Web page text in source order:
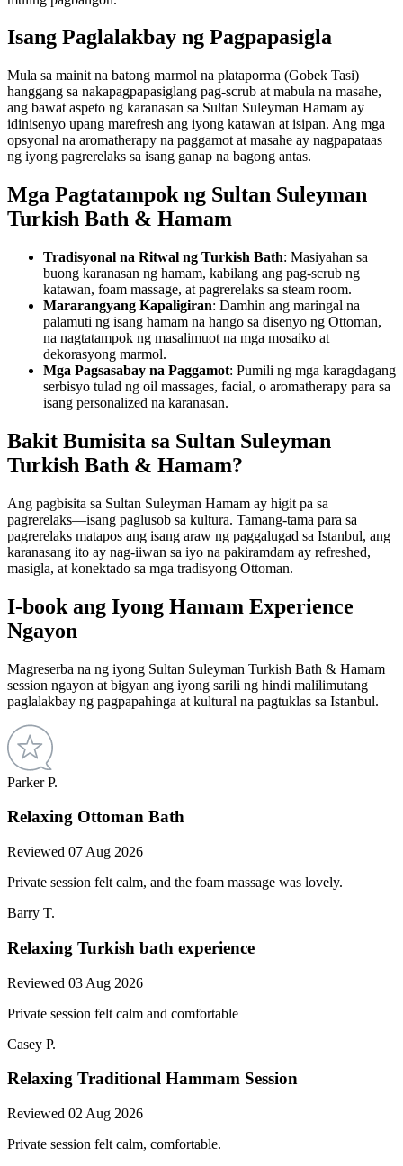
Isang Paglalakbay ng Pagpapasigla
Mula sa mainit na batong marmol na plataporma (Gobek Tasi)
hanggang sa nakapagpapasiglang pag-scrub at mabula na masahe,
ang bawat aspeto ng karanasan sa Sultan Suleyman Hamam ay
idinisenyo upang marefresh ang iyong katawan at isipan. Ang mga
opsyonal na aromatherapy na paggamot at masahe ay nagpapataas
ng iyong pagrerelaks sa isang ganap na bagong antas.
Mga Pagtatampok ng Sultan Suleyman
Turkish Bath & Hamam
Tradisyonal na Ritwal ng Turkish Bath: Masiyahan sa
buong karanasan ng hamam, kabilang ang pag-scrub ng
katawan, foam massage, at pagrerelaks sa steam room.
Mararangyang Kapaligiran: Damhin ang maringal na
palamuti ng isang hamam na hango sa disenyo ng Ottoman,
na nagtatampok ng masalimuot na mga mosaiko at
dekorasyong marmol.
Mga Pagsasabay na Paggamot: Pumili ng mga karagdagang
serbisyo tulad ng oil massages, facial, o aromatherapy para sa
isang personalized na karanasan.
Bakit Bumisita sa Sultan Suleyman
Turkish Bath & Hamam?
Ang pagbisita sa Sultan Suleyman Hamam ay higit pa sa
pagrerelaks—isang paglusob sa kultura. Tamang-tama para sa
pagrerelaks matapos ang isang araw ng paggalugad sa Istanbul, ang
karanasang ito ay nag-iiwan sa iyo na pakiramdam ay refreshed,
masigla, at konektado sa mga tradisyong Ottoman.
I-book ang Iyong Hamam Experience
Ngayon
Magreserba na ng iyong Sultan Suleyman Turkish Bath & Hamam
session ngayon at bigyan ang iyong sarili ng hindi malilimutang
paglalakbay ng pagpapahinga at kultural na pagtuklas sa Istanbul.
Parker P.
Relaxing Ottoman Bath
Reviewed 07 Aug 2026
Private session felt calm, and the foam massage was lovely.
Barry T.
Relaxing Turkish bath experience
Reviewed 03 Aug 2026
Private session felt calm and comfortable
Casey P.
Relaxing Traditional Hammam Session
Reviewed 02 Aug 2026
Private session felt calm, comfortable.